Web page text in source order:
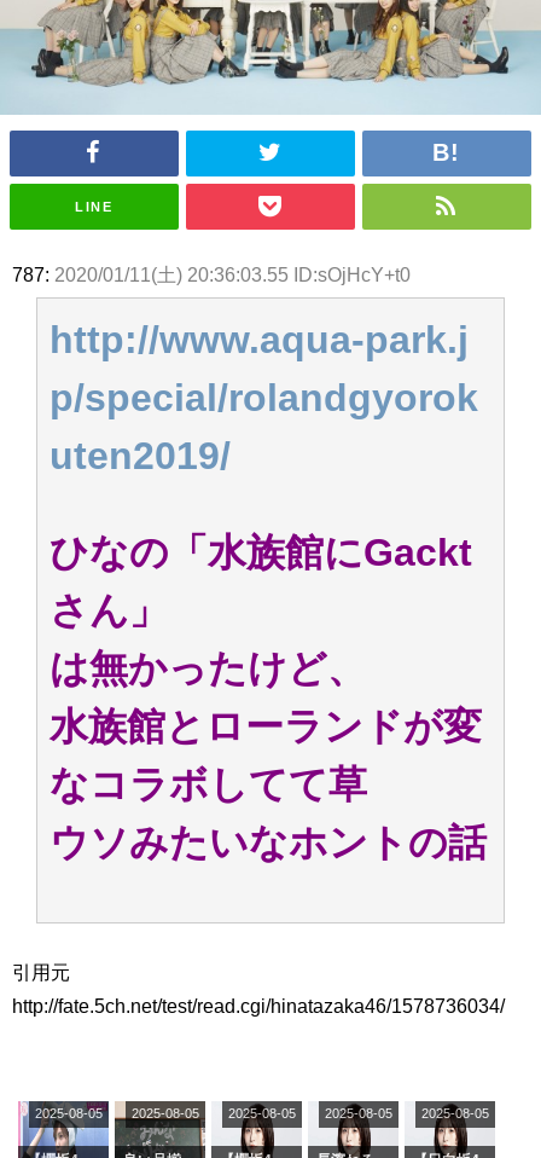
日向坂46まとめのまとめ / これから彼氏と行為する直前の賀喜遥香、やば
アイドル – ぷぅアンテナ / 「乃木坂46ののぎおび⊿」北野日奈子が生配
信！【2022.3.22 17:15〜 SHOWROOM】
アイドル – ぷぅアンテナ / 【乃木坂46】井上和の『なぎおはぎ』って こん
ぺいとう×いちごみるく×マヨラー星人 と同じと考えてよろしいですか？
アイドル – ぷぅアンテナ / 【乃木坂46】日村勇紀 gif職人が切り抜いた名シ
ーン.gif
ふぇどみ！ / 【悲報】呪術廻戦、視聴率5.1%
ふぇどみ！ / 【画像】スポ－ツキャスターお姉さん・ハメまくりだったｗｗ
ふぇどみ！ / 【悲報】母「裕福な過程が高学歴になるとか大嘘。教育に金を
かけまくったうちの息子が団地住みの貧乏に学歴で負けた」
Powered by livedoor 相互RSS
LINE
787: 2020/01/11(土) 20:36:03.55 ID:sOjHcY+t0
http://www.aqua-park.j
p/special/rolandgyorok
uten2019/
ひなの「水族館にGackt
さん」
は無かったけど、
水族館とローランドが変
なコラボしてて草
ウソみたいなホントの話
引用元
http://fate.5ch.net/test/read.cgi/hinatazaka46/1578736034/
2025-08-05 2025-08-05 2025-08-05 2025-08-05 2025-08-05